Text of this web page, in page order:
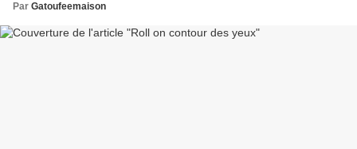
Par Gatoufeemaison